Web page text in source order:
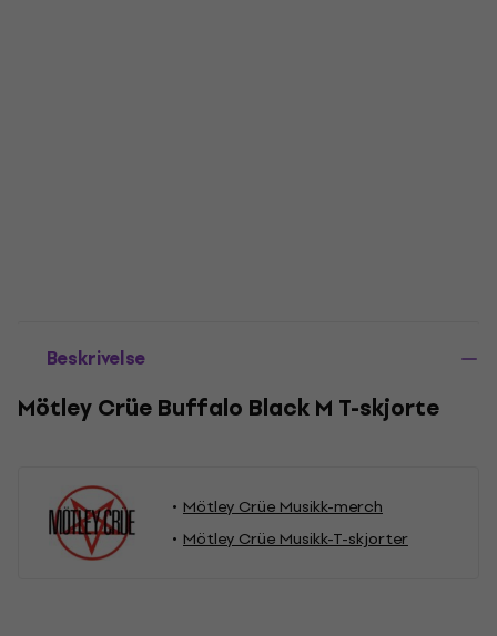
Beskrivelse
Mötley Crüe Buffalo Black M T-skjorte
Mötley Crüe Musikk-merch
Mötley Crüe Musikk-T-skjorter